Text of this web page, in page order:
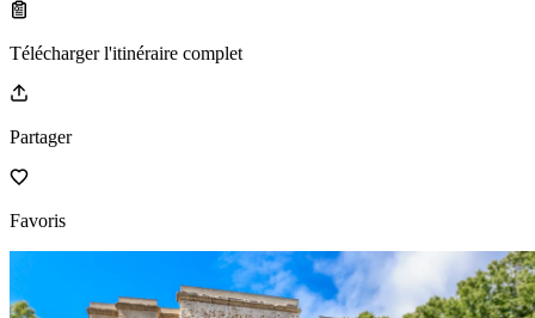
Télécharger l'itinéraire complet
Partager
Favoris